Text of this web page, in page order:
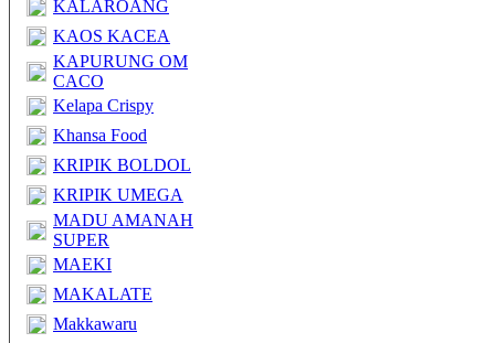
KALAROANG
KAOS KACEA
KAPURUNG OM
CACO
Kelapa Crispy
Khansa Food
KRIPIK BOLDOL
KRIPIK UMEGA
MADU AMANAH
SUPER
MAEKI
MAKALATE
Makkawaru